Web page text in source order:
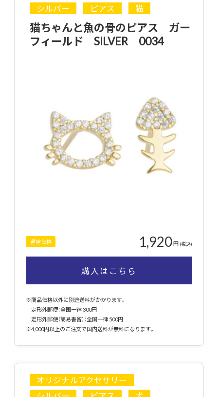
シルバー
ピアス 猫
猫ちゃんと魚の骨のピアス ガー
フィールド SILVER 0034
通常価格 1,920円 (税込)
購入はこちら
※商品価格以外に別途送料がかかります。
定形外郵便：全国一律 300円
定形外郵便（簡易書留）：全国一律 500円
※4,000円以上のご注文で国内送料が無料になります。
オリジナルアクセサリー